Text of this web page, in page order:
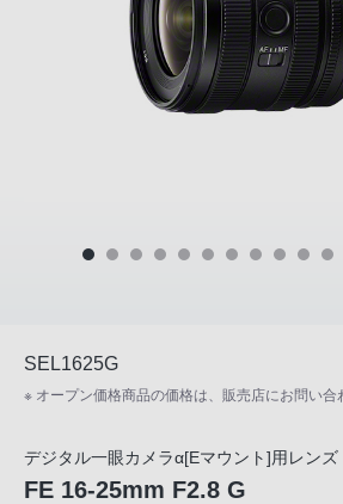
SEL1625G
※ オープン価格商品の価格は、販売店にお問い合
デジタル一眼カメラα[Eマウント]用レンズ
FE 16-25mm F2.8 G